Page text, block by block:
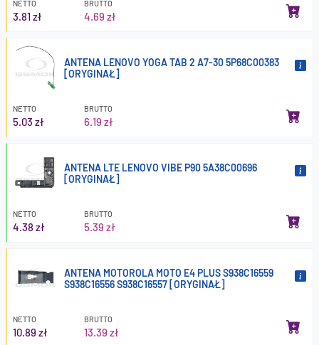
NETTO
3.81 zł
BRUTTO
4.69 zł
ANTENA LENOVO YOGA TAB 2 A7-30 5P68C00383
[ORYGINAŁ]
NETTO
5.03 zł
BRUTTO
6.19 zł
ANTENA LTE LENOVO VIBE P90 5A38C00696
[ORYGINAŁ]
NETTO
4.38 zł
BRUTTO
5.39 zł
ANTENA MOTOROLA MOTO E4 PLUS S938C16559
S938C16556 S938C16557 [ORYGINAŁ]
NETTO
10.89 zł
BRUTTO
13.39 zł